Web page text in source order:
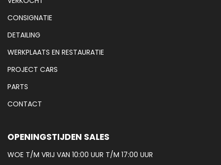
CONSIGNATIE
DETAILING
WERKPLAATS EN RESTAURATIE
PROJECT CARS
PARTS
CONTACT
OPENINGSTIJDEN SALES
WOE T/M VRIJ VAN 10:00 UUR T/M 17:00 UUR